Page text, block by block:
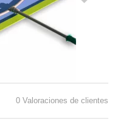
0 Valoraciones de clientes